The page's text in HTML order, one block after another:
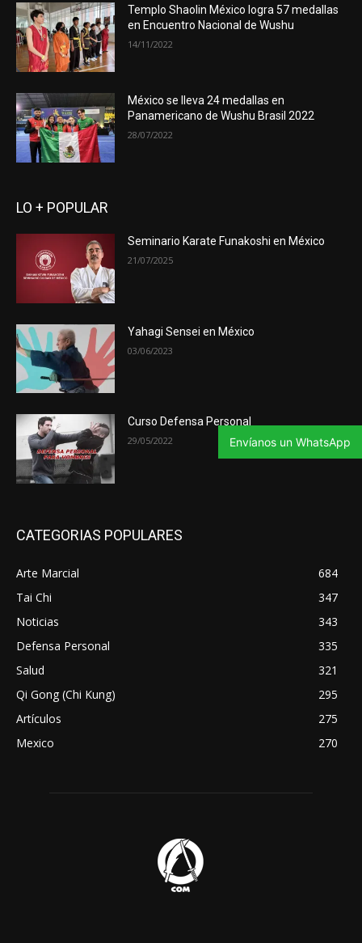
Templo Shaolin México logra 57 medallas
en Encuentro Nacional de Wushu
14/11/2022
México se lleva 24 medallas en
Panamericano de Wushu Brasil 2022
28/07/2022
LO + POPULAR
Seminario Karate Funakoshi en México
21/07/2025
Yahagi Sensei en México
03/06/2023
Curso Defensa Personal
29/05/2022
CATEGORIAS POPULARES
Arte Marcial
684
Tai Chi
347
Noticias
343
Defensa Personal
335
Salud
321
Qi Gong (Chi Kung)
295
Artículos
275
Mexico
270
Envíanos un WhatsApp